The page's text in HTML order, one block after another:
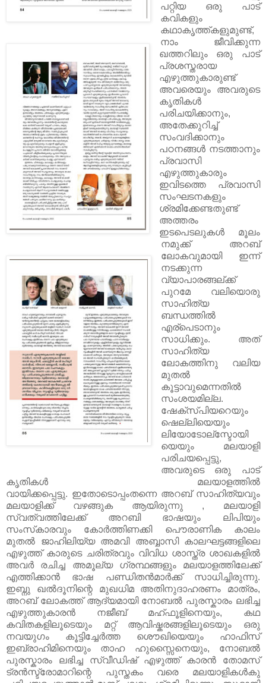
പറ്റിയ ഒരു പാട്
കവികളും
കഥാകൃത്ത്കളുമുണ്ട്,
നാം ജീവിക്കുന്ന
ഖത്തറിലും ഒരു പാട്
പ്രശസ്തരായ
എഴുത്തുകാരുണ്ട്
അവരെയും അവരുടെ
കൃതികള്‍
പരിചയിക്കാനും,
അതേക്കുറിച്ച്‌
സംവദിക്കാനും
പഠനങ്ങള്‍ നടത്താനും
പ്രവാസി
എഴുത്തുകാരും
ഇവിടത്തെ പ്രവാസി
സംഘടനകളും
ശ്രമിക്കേണ്ടതുണ്ട്‌
അത്തരം
ഇടപെടലുകൾ മൂലം
നമുക്ക് അറബ്
ലോകവുമായി ഇന്ന്
നടക്കുന്ന
വ്യാപാരങ്ങല്ക്ക്
പുറമേ വലിയൊരു
സാഹിത്യ
ബന്ധത്തിൽ
എര്പെടാനും
സാധിക്കും. അത്
സാഹിത്യ
ലോകത്തിനു വലിയ
മുതൽ
കൂട്ടാവുമെന്നതിൽ
സംശയമില്ല.
ഷേക്സ്പിയറെയും
ഷെല്ലിയെയും
ലിയോടോല്സ്ടോയി
യെയും മലയാളി
പരിചയപ്പെട്ടു,
അവരുടെ ഒരു പാട്
കൃതികൾ മലയാളത്തില്‍
വായിക്കപ്പെട്ടു. ഇതോടൊപ്പംതന്നെ അറബ് സാഹിത്യവും
മലയാളിക്ക് വഴങ്ങുക ആയിരുന്നു , മലയാളി
സ്വത്വത്തിലേക്ക്‌ അറബി ഭാഷയും ലിപിയും
സംസ്‌കാരവും കോർത്തിണക്കി പൌരാണിക കാലം
മുതല്‍ ജാഹിലിയ്യ അമവി അബ്ബാസി കാലഘട്ടങ്ങളിലെ
എഴുത്ത് കാരുടെ ചരിത്രവും വിവിധ ശാസ്ത്ര ശാഖകളില്‍
അവര്‍ രചിച്ച അമൂല്യ ഗ്രന്ഥങ്ങളും മലയാളത്തിലേക്ക്
എത്തിക്കാന്‍ ഭാഷ പണ്ഡിതന്‍മാര്‍ക്ക് സാധിച്ചിരുന്നു.
ഇബ്നു ഖല്‍ദൂനിന്റെ മുഖധിമ അതിനുദാഹരണം മാത്രം,
അറബ് ലോകത്ത് ആദ്യമായി നോബല്‍ പുരസ്കാരം ലഭിച്ച
എഴുത്തുകാരന്‍ നജീബ് മഹ്ഫൂളിനെയും, കഥ
കവിതകളിലൂടെയും മറ്റ് ആവിഷ്കരങ്ങളിലൂടെയും ഒരു
നവയുഗം കൂട്ടിച്ചേര്‍ത്ത ശൌഖിയെയും ഹാഫിസ്
ഇബ്രാഹിമിനെയും താഹ ഹുസ്സൈനെയും, നോബല്‍
പുരസ്കാരം ലഭിച്ച സ്വീഡിഷ് എഴുത്ത് കാരന്‍ തോമസ്‌
ട്രന്‍സ്ട്രോമാറിന്റെ പുസ്തകം വരെ മലയാളികള്‍കു